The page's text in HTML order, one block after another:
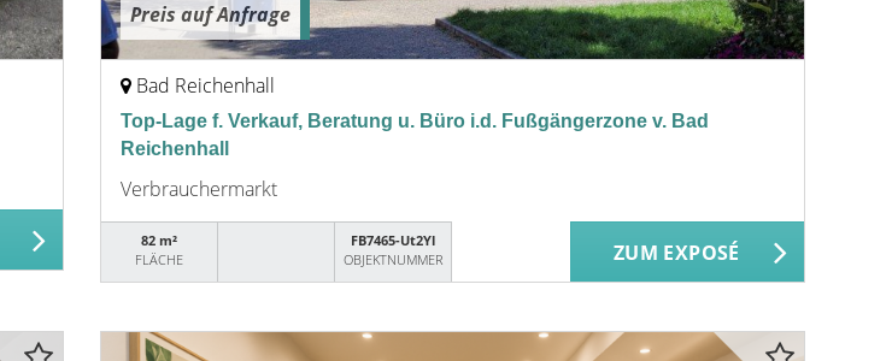
Preis auf Anfrage
Bad Reichenhall
Top-Lage f. Verkauf, Beratung u. Büro i.d. Fußgängerzone v. Bad
Reichenhall
Verbrauchermarkt
82 m²
FLÄCHE
FB7465-Ut2Yl
OBJEKTNUMMER
ZUM EXPOSÉ